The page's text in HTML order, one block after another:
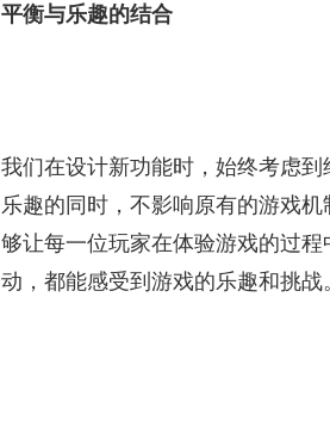
平衡与乐趣的结合
我们在设计新功能时，始终考虑
乐趣的同时，不影响原有的游戏
够让每一位玩家在体验游戏的过
动，都能感受到游戏的乐趣和挑战